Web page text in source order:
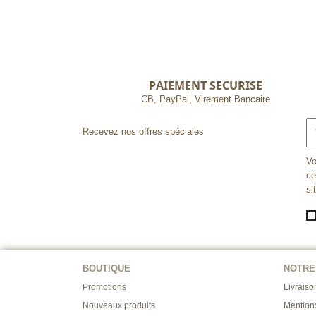
PAIEMENT SECURISE
CB, PayPal, Virement Bancaire
Recevez nos offres spéciales
BOUTIQUE
Promotions
Nouveaux produits